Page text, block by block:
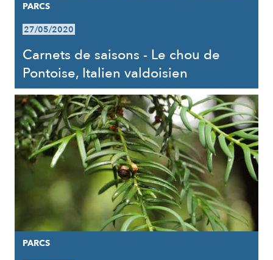
PARCS
27/05/2020
Carnets de saisons - Le chou de
Pontoise, Italien valdoisien
PARCS